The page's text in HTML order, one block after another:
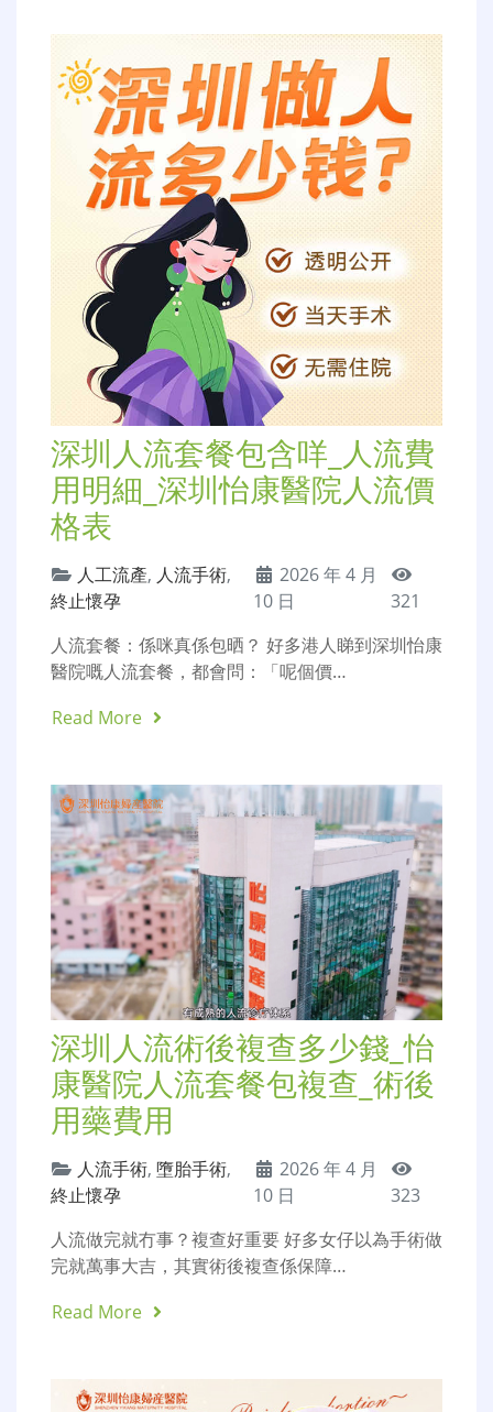
深圳人流套餐包含咩_人流費
用明細_深圳怡康醫院人流價
格表
人工流產, 人流手術,
終止懷孕
2026 年 4 月
10 日
321
人流套餐：係咪真係包晒？ 好多港人睇到深圳怡康
醫院嘅人流套餐，都會問：「呢個價…
Read More
深圳人流術後複查多少錢_怡
康醫院人流套餐包複查_術後
用藥費用
人流手術, 墮胎手術,
終止懷孕
2026 年 4 月
10 日
323
人流做完就冇事？複查好重要 好多女仔以為手術做
完就萬事大吉，其實術後複查係保障…
Read More